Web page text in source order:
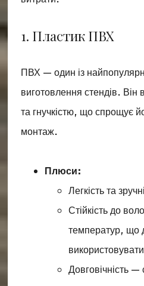
1. Пластик ПВХ
ПВХ — один із
виготовлення стендів. Він
та гнучкістю, що спрощує
монтаж.
Плюси:
Легкість та
Стійкість до
температур, що
Довговічність